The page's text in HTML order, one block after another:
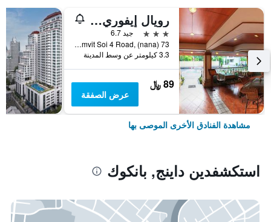
رويال إيفوري سوكومفيت نانا
3 نجوم
جيد 6.7
73 Sukhumvit Soi 4 Road, (nana), بانكوك, تايلاند
3.3 كيلومتر عن وسط المدينة
89 ﷼
عرض الصفقة
مشاهدة الفنادق الأخرى الموصى بها
استكشفدين داينج, بانكوك